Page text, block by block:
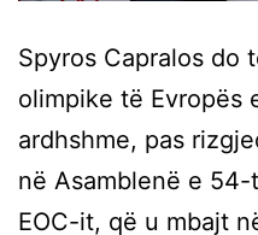
Spyros Capralos do
olimpike të Evropës
ardhshme, pas
në Asamblenë e
EOC-it, që u mbajt